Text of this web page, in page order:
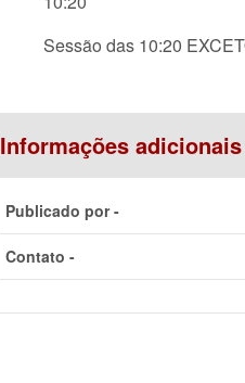
Sessão das 10:20
Informações adicionais
Publicado por -
Contato -